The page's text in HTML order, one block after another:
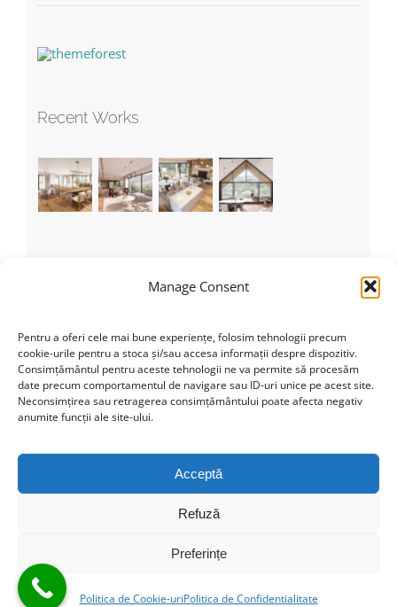
Manage Consent
Pentru a oferi cele mai bune experiențe, folosim tehnologii precum
cookie-urile pentru a stoca și/sau accesa informații despre dispozitiv.
Consimțământul pentru aceste tehnologii ne va permite să procesăm
date precum comportamentul de navigare sau ID-uri unice pe acest site.
Neconsimțirea sau retragerea consimțământului poate afecta negativ
anumite funcții ale site-ului.
Acceptă
Refuză
Preferințe
Politica de Cookie-uriPolitica de Confidentialitate
Recent Works
Categorii